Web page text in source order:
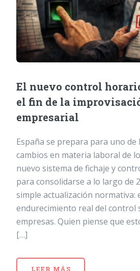
El nuevo control
el fin de la
empresarial
España se prepara para uno de
cambios en materia laboral de
nuevo sistema de fichaje y
para consolidarse a lo largo de
simple actualización normativa:
endurecimiento real del control
empresas. Quien piense que
[…]
LEER MÁS